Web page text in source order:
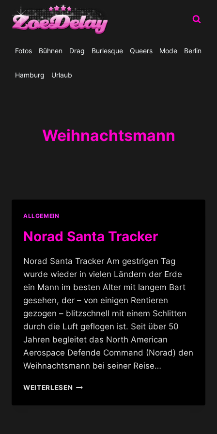
Inhalt
springen
Fotos Bühnen Drag Burlesque Queers Mode Berlin
Hamburg Urlaub
Weihnachtsmann
ALLGEMEIN
Norad Santa Tracker
Norad Santa Tracker Am gestrigen Tag
wurde wieder in vielen Ländern der Erde
ein Mann im besten Alter mit langem Bart
gesehen, der – von einigen Rentieren
gezogen – blitzschnell mit einem Schlitten
durch die Luft geflogen ist. Seit über 50
Jahren begleitet das North American
Aerospace Defende Command (Norad) den
Weihnachtsmann bei seiner Reise…
WEITERLESENNORAD
TRACKER